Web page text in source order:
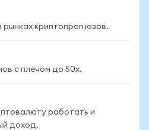
рынках криптопрогнозов.
с плечом до 50x.
работать и
доход.